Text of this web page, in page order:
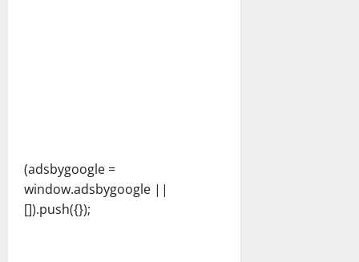
(adsbygoogle =
window.adsbygoogle ||
[]).push({});